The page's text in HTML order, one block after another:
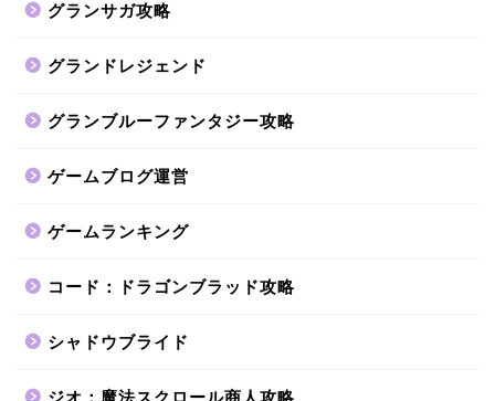
グランサガ攻略
グランドレジェンド
グランブルーファンタジー攻略
ゲームブログ運営
ゲームランキング
コード：ドラゴンブラッド攻略
シャドウブライド